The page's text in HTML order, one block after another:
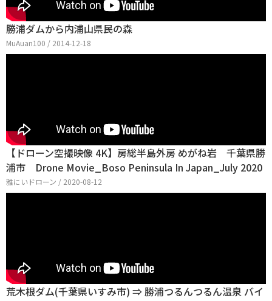
勝浦ダムから内浦山県民の森
MuAuan100 / 2014-12-18
【ドローン空撮映像 4K】房総半島外房 めがね岩 千葉県勝
浦市 Drone Movie_Boso Peninsula In Japan_July 2020
雅にいドローン / 2020-08-12
荒木根ダム(千葉県いすみ市) ⇒ 勝浦つるんつるん温泉 バイ